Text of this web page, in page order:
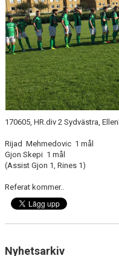
170605, HR.div 2 Sydvästra,
Rijad Mehmedovic 1 mål
Gjon Skepi 1 mål
(Assist Gjon 1, Rines 1)
Referat kommer..
Nyhetsarkiv